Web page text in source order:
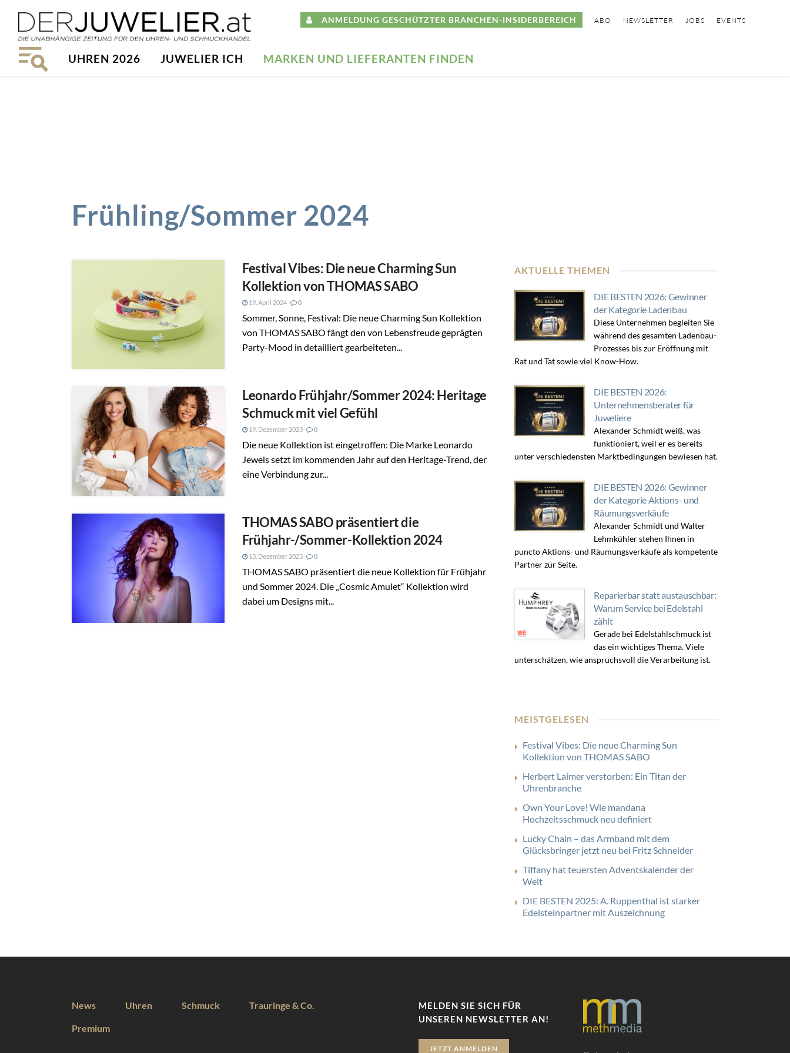
ANMELDUNG GESCHÜTZTER BRANCHEN-INSIDERBEREICH ABO NEWSLETTER JOBS EVENTS
UHREN 2026 JUWELIER ICH MARKEN UND LIEFERANTEN FINDEN
Frühling/Sommer 2024
Festival Vibes: Die neue Charming Sun
Kollektion von THOMAS SABO
19. April 2024 0
Sommer, Sonne, Festival: Die neue Charming Sun Kollektion
von THOMAS SABO fängt den von Lebensfreude geprägten
Party-Mood in detailliert gearbeiteten...
Leonardo Frühjahr/Sommer 2024: Heritage
Schmuck mit viel Gefühl
19. Dezember 2023 0
Die neue Kollektion ist eingetroffen: Die Marke Leonardo
Jewels setzt im kommenden Jahr auf den Heritage-Trend, der
eine Verbindung zur...
THOMAS SABO präsentiert die
Frühjahr-/Sommer-Kollektion 2024
13. Dezember 2023 0
THOMAS SABO präsentiert die neue Kollektion für Frühjahr
und Sommer 2024. Die „Cosmic Amulet“ Kollektion wird
dabei um Designs mit...
AKTUELLE THEMEN
DIE BESTEN 2026: Gewinner
der Kategorie Ladenbau
Diese Unternehmen begleiten Sie
während des gesamten Ladenbau-
Prozesses bis zur Eröffnung mit
Rat und Tat sowie viel Know-How.
DIE BESTEN 2026:
Unternehmensberater für
Juweliere
Alexander Schmidt weiß, was
funktioniert, weil er es bereits
unter verschiedensten Marktbedingungen bewiesen hat.
DIE BESTEN 2026: Gewinner
der Kategorie Aktions- und
Räumungsverkäufe
Alexander Schmidt und Walter
Lehmkühler stehen Ihnen in
puncto Aktions- und Räumungsverkäufe als kompetente
Partner zur Seite.
Reparierbar statt austauschbar:
Warum Service bei Edelstahl
zählt
Gerade bei Edelstahlschmuck ist
das ein wichtiges Thema. Viele
unterschätzen, wie anspruchsvoll die Verarbeitung ist.
MEISTGELESEN
Festival Vibes: Die neue Charming Sun
Kollektion von THOMAS SABO
Herbert Laimer verstorben: Ein Titan der
Uhrenbranche
Own Your Love! Wie mandana
Hochzeitsschmuck neu definiert
Lucky Chain – das Armband mit dem
Glücksbringer jetzt neu bei Fritz Schneider
Tiffany hat teuersten Adventskalender der
Welt
DIE BESTEN 2025: A. Ruppenthal ist starker
Edelsteinpartner mit Auszeichnung
News Uhren Schmuck Trauringe & Co.
Premium
MELDEN SIE SICH FÜR
UNSEREN NEWSLETTER AN!
JETZT ANMELDEN